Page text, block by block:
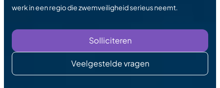
werk in een regio die zwemveiligheid serieus neemt.
Solliciteren
Veelgestelde vragen